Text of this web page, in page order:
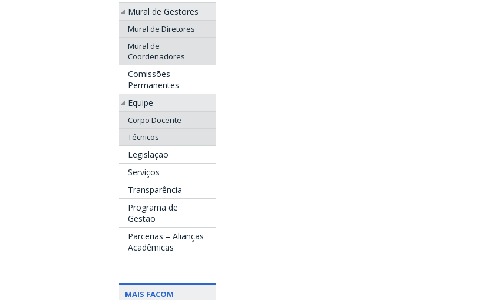
Mural de Gestores
Mural de Diretores
Mural de
Coordenadores
Comissões
Permanentes
Equipe
Corpo Docente
Técnicos
Legislação
Serviços
Transparência
Programa de
Gestão
Parcerias – Alianças
Acadêmicas
MAIS FACOM